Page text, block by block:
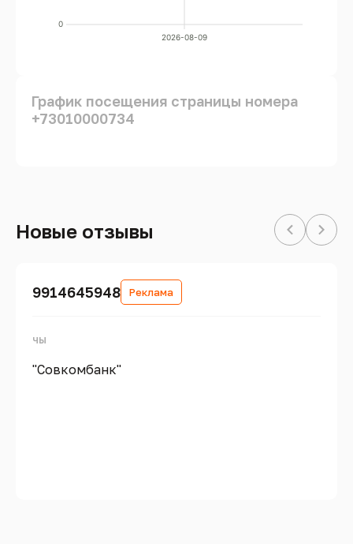
0
2026-08-09
График посещения страницы номера
+73010000734
Новые отзывы
9914645948 Реклама
чы
"Совкомбанк"